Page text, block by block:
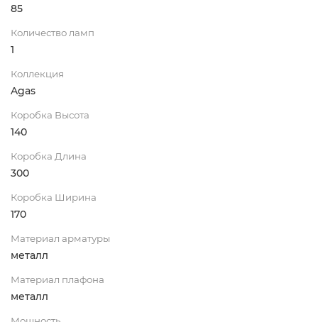
85
Количество ламп
1
Коллекция
Agas
Коробка Высота
140
Коробка Длина
300
Коробка Ширина
170
Материал арматуры
металл
Материал плафона
металл